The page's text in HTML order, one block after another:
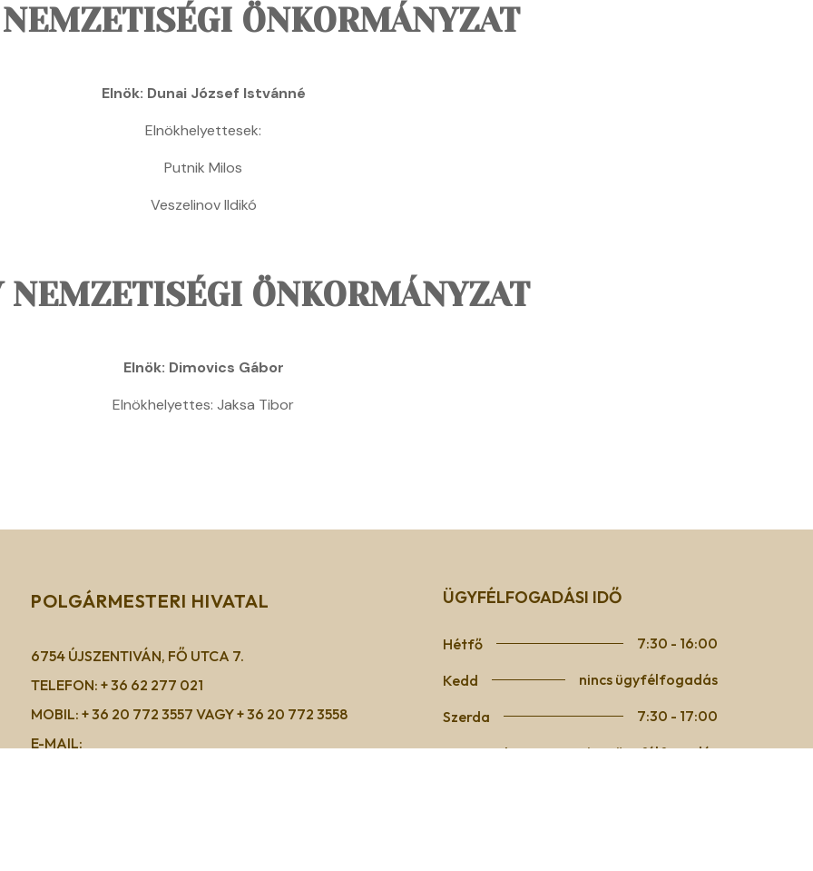
ÖNKORMÁNYZAT
Elnök: Dunai József Istvánné
Elnökhelyettesek:
Putnik Milos
Veszelinov Ildikó
NEMZETISÉGI ÖNKORMÁNYZAT
Elnök: Dimovics Gábor
Elnökhelyettes: Jaksa Tibor
POLGÁRMESTERI HIVATAL
6754 ÚJSZENTIVÁN, FŐ UTCA 7.
TELEFON: + 36 62 277 021
MOBIL: + 36 20 772 3557 VAGY + 36 20 772 3558
E-MAIL:
ÜGYFÉLFOGADÁSI IDŐ
Hétfő 7:30 - 16:00
Kedd nincs ügyfélfogadás
Szerda 7:30 - 17:00
Csütörtök nincs ügyfélfogadás